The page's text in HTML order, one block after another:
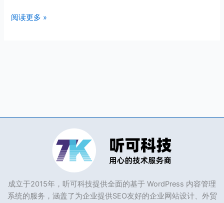
以
阅读更多 »
成立于2015年，听可科技提供全面的基于 WordPress 内容管理
系统的服务，涵盖了为企业提供SEO友好的企业网站设计、外贸